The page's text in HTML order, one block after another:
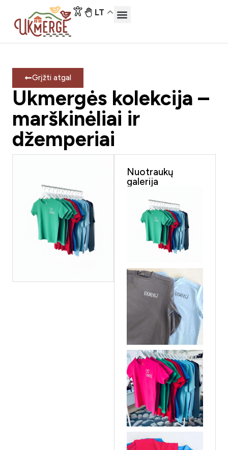
LT
Grįžti atgal
Ukmergės kolekcija –
marškinėliai ir
džemperiai
Nuotraukų
galerija